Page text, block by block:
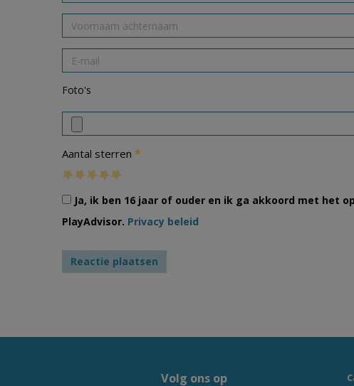
Foto's
Aantal sterren *
Ja, ik ben 16 jaar of ouder en ik ga akkoord met het
PlayAdvisor. Privacy beleid
Volg ons op